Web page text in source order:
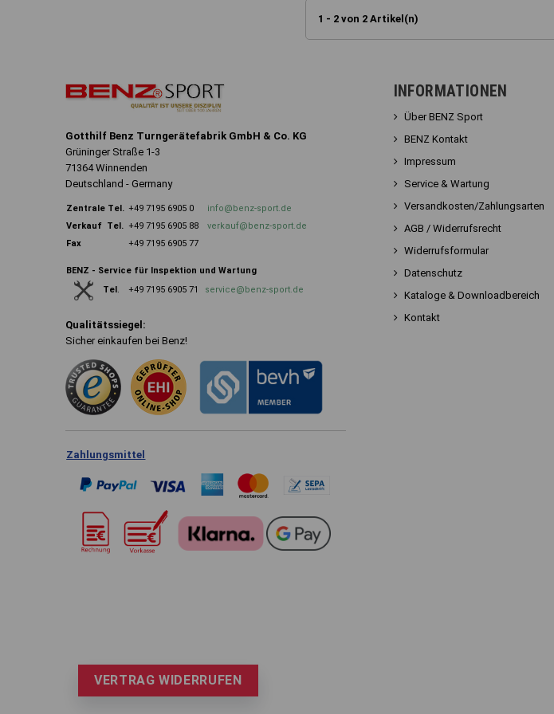
1 - 2 von 2 Artikel(n)
Gotthilf Benz Turngerätefabrik GmbH & Co. KG
Grüninger Straße 1-3
71364 Winnenden
Deutschland - Germany
Zentrale Tel. +49 7195 6905 0
info@benz-sport.de
Verkauf Tel. +49 7195 6905 88
verkauf@benz-sport.de
Fax
+49 7195 6905 77
BENZ - Service für Inspektion und Wartung
Tel . +49 7195 6905 71 service@benz-sport.de
Qualitätssiegel:
Sicher einkaufen bei Benz!
Zahlungsmittel
INFORMATIONEN
Über BENZ Sport
BENZ Kontakt
Impressum
Service & Wartung
Versandkosten/Zahlungsarten
AGB / Widerrufsrecht
Widerrufsformular
Datenschutz
Kataloge & Downloadbereich
Kontakt
VERTRAG WIDERRUFEN